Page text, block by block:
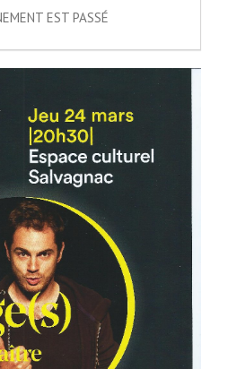
EST PASSÉ